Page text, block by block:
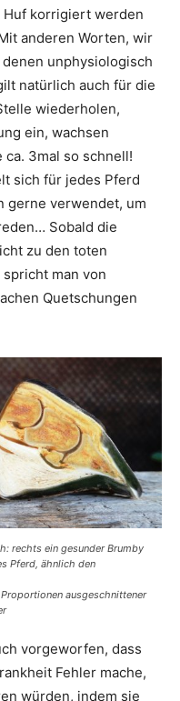
Huf korrigiert werden
anderen Worten, wir
unphysiologisch
natürlich auch für die
wiederholen,
ein, wachsen
3mal so schnell!
sich für jedes Pferd
gerne verwendet, um
Sobald die
zu den toten
man von
Quetschungen
rechts ein gesunder Brumby
Pferd, ähnlich den
ausgeschnittener
vorgeworfen, dass
Fehler mache,
würden, indem sie